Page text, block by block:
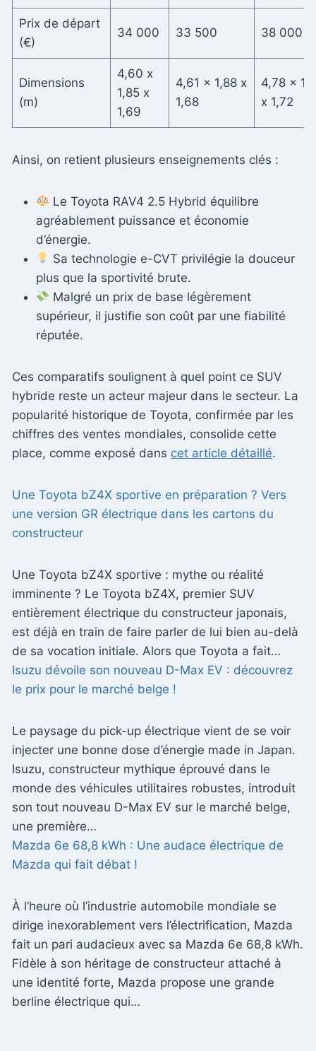
Prix de départ
(€)
34 000 33 500 38 000
Dimensions
(m)
4,60 x
1,85 x
1,69
4,61 x 1,88 x
1,68
4,78 x
x 1,72
Ainsi, on retient plusieurs enseignements clés :
Le Toyota RAV4 2.5 Hybrid équilibre
agréablement puissance et économie
d’énergie.
Sa technologie e-CVT privilégie la douceur
plus que la sportivité brute.
Malgré un prix de base légèrement
supérieur, il justifie son coût par une fiabilité
réputée.
Ces comparatifs soulignent à quel point ce SUV
hybride reste un acteur majeur dans le secteur. La
popularité historique de Toyota, confirmée par les
chiffres des ventes mondiales, consolide cette
place, comme exposé dans cet article détaillé.
Une Toyota bZ4X sportive en préparation ? Vers
une version GR électrique dans les cartons du
constructeur
Une Toyota bZ4X sportive : mythe ou réalité
imminente ? Le Toyota bZ4X, premier SUV
entièrement électrique du constructeur japonais,
est déjà en train de faire parler de lui bien au-delà
de sa vocation initiale. Alors que Toyota a fait…
Isuzu dévoile son nouveau D-Max EV : découvrez
le prix pour le marché belge !
Le paysage du pick-up électrique vient de se voir
injecter une bonne dose d’énergie made in Japan.
Isuzu, constructeur mythique éprouvé dans le
monde des véhicules utilitaires robustes, introduit
son tout nouveau D-Max EV sur le marché belge,
une première…
Mazda 6e 68,8 kWh : Une audace électrique de
Mazda qui fait débat !
À l’heure où l’industrie automobile mondiale se
dirige inexorablement vers l’électrification, Mazda
fait un pari audacieux avec sa Mazda 6e 68,8 kWh.
Fidèle à son héritage de constructeur attaché à
une identité forte, Mazda propose une grande
berline électrique qui…